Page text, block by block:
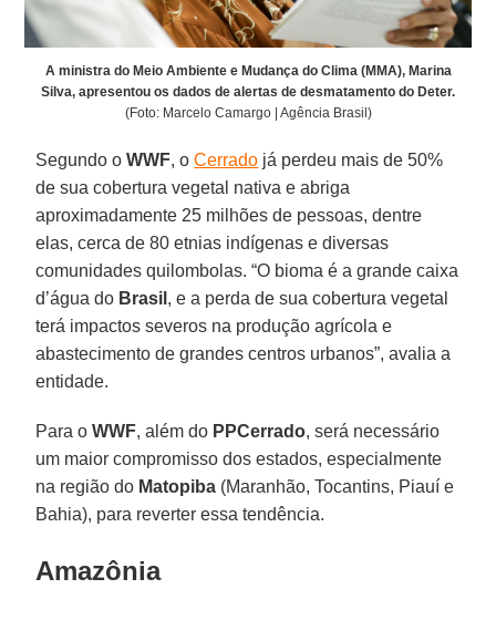
A ministra do Meio Ambiente e Mudança do Clima (MMA), Marina
Silva, apresentou os dados de alertas de desmatamento do Deter.
(Foto: Marcelo Camargo | Agência Brasil)
Segundo oWWF, oCerrado já perdeu mais de 50%
de sua cobertura vegetal nativa e abriga
aproximadamente 25 milhões de pessoas, dentre
elas, cerca de 80 etnias indígenas e diversas
comunidades quilombolas. “O bioma é a grande caixa
d’água do Brasil , e a perda de sua cobertura vegetal
terá impactos severos na produção agrícola e
abastecimento de grandes centros urbanos”, avalia a
entidade.
Para oWWF, além do PPCerrado, será necessário
um maior compromisso dos estados, especialmente
na região do Matopiba (Maranhão, Tocantins, Piauí e
Bahia), para reverter essa tendência.
Amazônia